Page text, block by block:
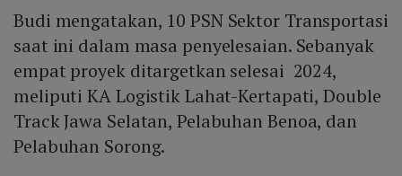
Budi mengatakan, 10 PSN Sektor Transportasi
saat ini dalam masa penyelesaian. Sebanyak
empat proyek ditargetkan selesai 2024,
meliputi KA Logistik Lahat-Kertapati, Double
Track Jawa Selatan, Pelabuhan Benoa, dan
Pelabuhan Sorong.